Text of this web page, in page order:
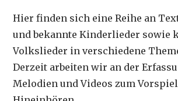
Hier finden sich eine Reihe an
und bekannte Kinderlieder sowie
Volkslieder in verschiedene
Derzeit arbeiten wir an der
Melodien und Videos zum